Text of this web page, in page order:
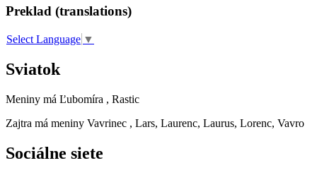
Preklad (translations)
Select Language ▼
Sviatok
Meniny má Ľubomíra , Rastic
Zajtra má meniny Vavrinec , Lars, Laurenc, Laurus, Lorenc, Vavro
Sociálne siete